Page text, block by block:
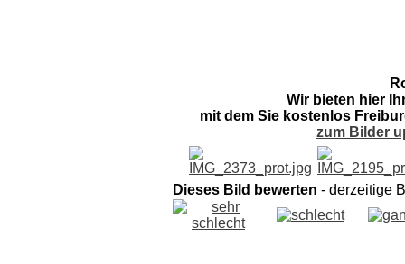
Wir bieten hier
mit dem Sie kostenlos
zum Bilder
Dieses Bild bewerten - derzeitige